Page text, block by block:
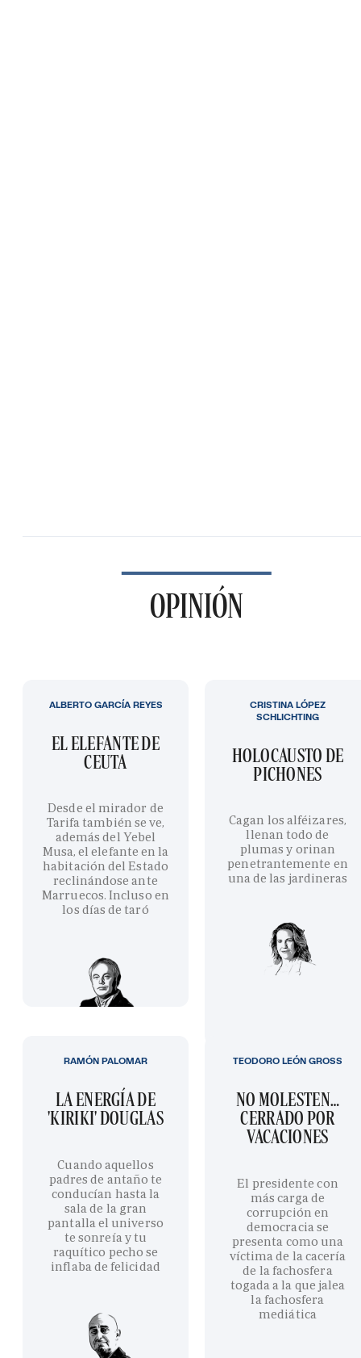
OPINIÓN
EL ELEFANTE DE
CEUTA
Desde el mirador de
Tarifa también se ve,
además del Yebel
Musa, el elefante en la
habitación del Estado
reclinándose ante
Marruecos. Incluso en
los días de taró
ALBERTO GARCÍA REYES
HOLOCAUSTO DE
PICHONES
Cagan los alféizares,
llenan todo de
plumas y orinan
penetrantemente en
una de las jardineras
CRISTINA LÓPEZ
SCHLICHTING
LA ENERGÍA DE
'KIRIKI' DOUGLAS
Cuando aquellos
padres de antaño te
conducían hasta la
sala de la gran
pantalla el universo
te sonreía y tu
raquítico pecho se
inflaba de felicidad
RAMÓN PALOMAR
NO MOLESTEN…
CERRADO POR
VACACIONES
El presidente con
más carga de
corrupción en
democracia se
presenta como una
víctima de la cacería
de la fachosfera
togada a la que jalea
la fachosfera
mediática
TEODORO LEÓN GROSS